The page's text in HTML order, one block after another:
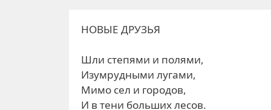
НОВЫЕ ДРУЗЬЯ
Шли степями и полями,
Изумрудными лугами,
Мимо сел и городов,
И в тени больших лесов.